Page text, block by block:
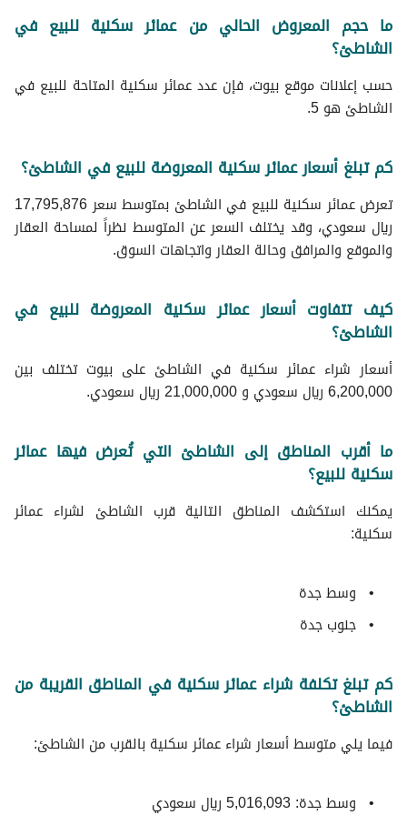
ما حجم المعروض الحالي من عمائر سكنية للبيع في
الشاطئ؟
حسب إعلانات موقع بيوت، فإن عدد عمائر سكنية المتاحة للبيع في
الشاطئ هو 5.
كم تبلغ أسعار عمائر سكنية المعروضة للبيع في الشاطئ؟
تعرض عمائر سكنية للبيع في الشاطئ بمتوسط سعر 17,795,876
ريال سعودي، وقد يختلف السعر عن المتوسط نظراً لمساحة العقار
والموقع والمرافق وحالة العقار واتجاهات السوق.
كيف تتفاوت أسعار عمائر سكنية المعروضة للبيع في
الشاطئ؟
أسعار شراء عمائر سكنية في الشاطئ على بيوت تختلف بين
6,200,000 ريال سعودي و 21,000,000 ريال سعودي.
ما أقرب المناطق إلى الشاطئ التي تُعرض فيها عمائر
سكنية للبيع؟
يمكنك استكشف المناطق التالية قرب الشاطئ لشراء عمائر
سكنية:
وسط جدة
جنوب جدة
كم تبلغ تكلفة شراء عمائر سكنية في المناطق القريبة من
الشاطئ؟
فيما يلي متوسط ​​أسعار شراء عمائر سكنية بالقرب من الشاطئ:
وسط جدة: 5,016,093 ريال سعودي